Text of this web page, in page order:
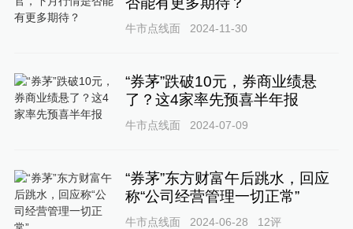
牛市点线面 2024-11-30
“券茅”跌破10元，券商业绩悬
了？这4家率先预喜半年报
牛市点线面 2024-07-09
“券茅”东方财富午后跳水，回应
称“公司经营管理一切正常”
牛市点线面 2024-06-28 12评